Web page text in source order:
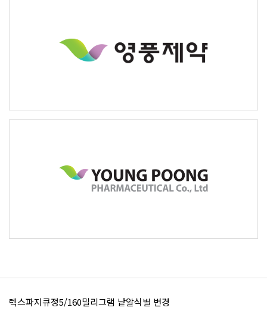
렉스파지큐정5/160밀리그램 낱알식별 변경